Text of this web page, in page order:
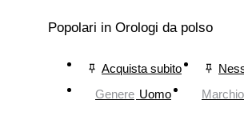
Popolari in Orologi da polso
Acquista subito
Genere Uomo Marchio